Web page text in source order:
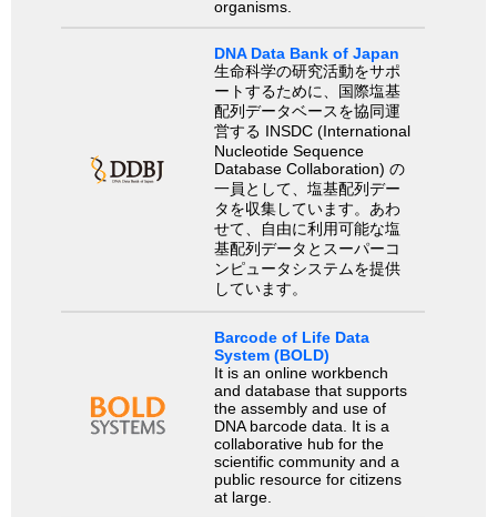
organisms.
DNA Data Bank of Japan
生命科学の研究活動をサポ
ートするために、国際塩基
配列データベースを協同運
営する INSDC (International
Nucleotide Sequence
Database Collaboration) の
一員として、塩基配列デー
タを収集しています。あわ
せて、自由に利用可能な塩
基配列データとスーパーコ
ンピュータシステムを提供
しています。
Barcode of Life Data
System (BOLD)
It is an online workbench
and database that supports
the assembly and use of
DNA barcode data. It is a
collaborative hub for the
scientific community and a
public resource for citizens
at large.